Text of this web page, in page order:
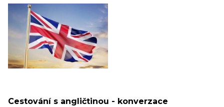
Cestování s angličtinou - konverzace